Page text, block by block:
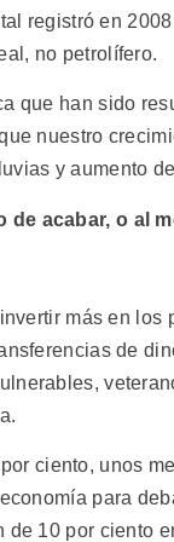
registró en
no petrolífero.
que han sido
nuestro
y aumento
de acabar, o al
más en los
de
ciento, unos
para
10 por ciento